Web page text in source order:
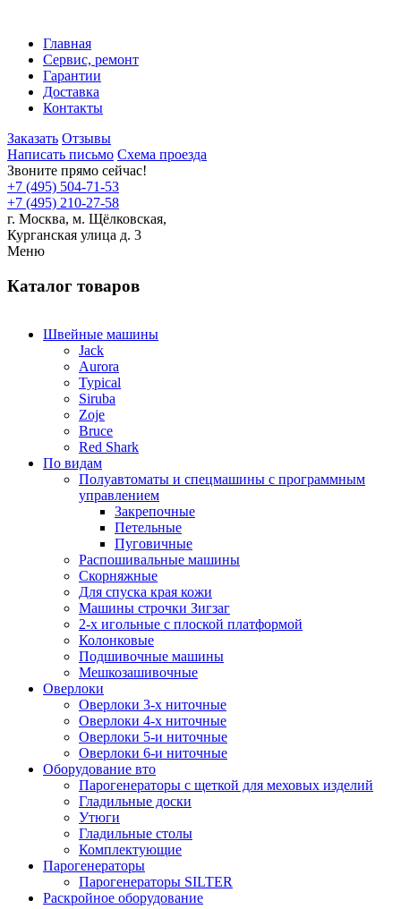
Главная
Сервис, ремонт
Гарантии
Доставка
Контакты
Заказать Отзывы
Написать письмо Схема проезда
Звоните прямо сейчас!
+7 (495) 504-71-53
+7 (495) 210-27-58
г. Москва, м. Щёлковская,
Курганская улица д. 3
Меню
Каталог товаров
Швейные машины
Jack
Aurora
Typical
Siruba
Zoje
Bruce
Red Shark
По видам
Полуавтоматы и спецмашины с программным
управлением
Закрепочные
Петельные
Пуговичные
Распошивальные машины
Скорняжные
Для спуска края кожи
Машины строчки Зигзаг
2-х игольные с плоской платформой
Колонковые
Подшивочные машины
Мешкозашивочные
Оверлоки
Оверлоки 3-х ниточные
Оверлоки 4-х ниточные
Оверлоки 5-и ниточные
Оверлоки 6-и ниточные
Оборудование вто
Парогенераторы с щеткой для меховых изделий
Гладильные доски
Утюги
Гладильные столы
Комплектующие
Парогенераторы
Парогенераторы SILTER
Раскройное оборудование